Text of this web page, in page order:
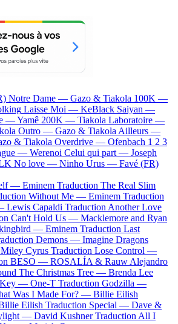
Notre Dame — Gazo & Tiakola 100K —
Laisse Moi — KeBlack Saiyan —
—Yamê 200K — Tiakola Laboratoire —
Outro — Gazo & Tiakola Ailleurs —
& Tiakola Overdrive — Ofenbach 1 2 3
— Werenoi Celui qui part — Joseph
No love — Ninho Urus — Favé (FR)
— Eminem Traduction The Real Slim
Without Me — Eminem Traduction
Lewis Capaldi Traduction Another Love
Can't Hold Us — Macklemore and Ryan
— Eminem Traduction Last
Demons — Imagine Dragons
Miley Cyrus Traduction Lose Control —
BESO — ROSALÍA & Rauw Alejandro
The Christmas Tree — Brenda Lee
Key — One-T Traduction Godzilla —
Was I Made For? — Billie Eilish
Eilish Traduction Special — Dave &
— David Kushner Traduction All I